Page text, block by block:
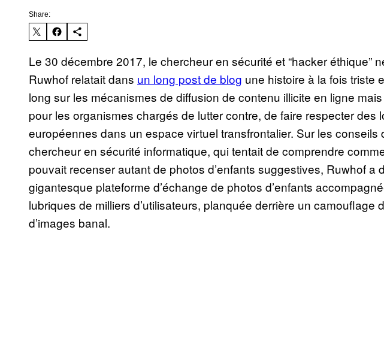
Share:
Le 30 décembre 2017, le chercheur en sécurité et “hacker éthique”
Ruwhof relatait dans un long post de blog une histoire à la fois triste
long sur les mécanismes de diffusion de contenu illicite en ligne
pour les organismes chargés de lutter contre, de faire respecter des
européennes dans un espace virtuel transfrontalier. Sur les conseils
chercheur en sécurité informatique, qui tentait de comprendre
pouvait recenser autant de photos d’enfants suggestives, Ruwhof a
gigantesque plateforme d’échange de photos d’enfants
lubriques de milliers d’utilisateurs, planquée derrière un camouflage
d’images banal.